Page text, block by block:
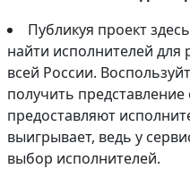
Публикуя проект
найти исполнителей
всей России.
получить представление
предоставляют
выигрывает, ведь у
выбор исполнителей.